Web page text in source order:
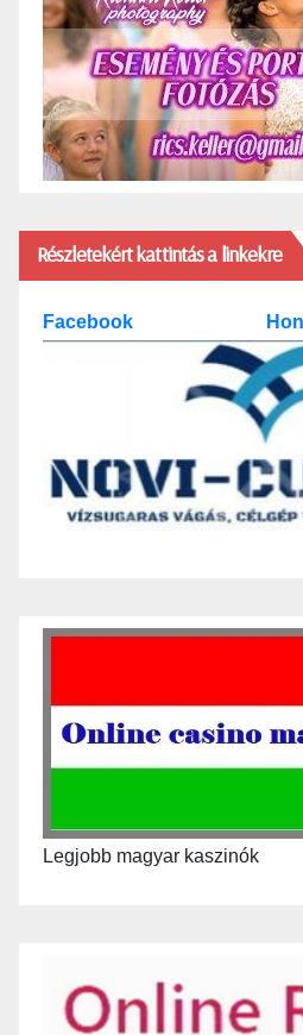
Részletekért kattintás a linkekre
Facebook
Legjobb magyar kaszinók